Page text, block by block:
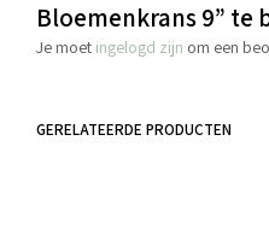
Bloemenkrans 9” te
Je moet ingelogd zijn om een
GERELATEERDE PRODUCTEN